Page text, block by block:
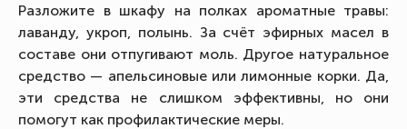
Разложите в шкафу на полках ароматные травы:
лаванду, укроп, полынь. За счёт эфирных масел в
составе они отпугивают моль. Другое натуральное
средство — апельсиновые или лимонные корки. Да,
эти средства не слишком эффективны, но они
помогут как профилактические меры.